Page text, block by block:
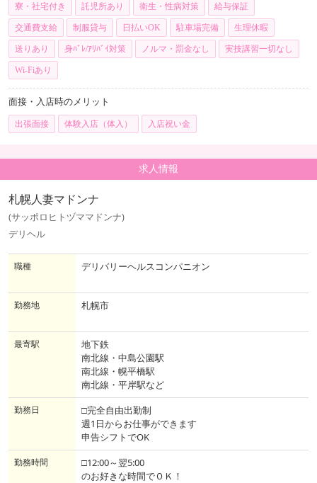
寮・社宅付き 託児所あり 衛生・性病対策 給与保証
交通費支給 制服貸与 日払いOK 駐車場完備 生理休暇
送りあり 身ﾊﾞﾚ/ｱﾘﾊﾞｲ対策 ノルマ・罰金なし 実技講習一切なし
Wi-Fiあり
面接・入店時のメリット
出張面接 体験入店（体入） 入店祝い金
求人情報
札幌人妻マドンナ
(サッポロヒトヅママドンナ)
デリヘル
職種 デリバリーヘルスコンパニオン
勤務地 札幌市
最寄駅
地下鉄
南北線・中島公園駅
南北線・幌平橋駅
南北線・平岸駅など
勤務日
□完全自由出勤制
週1日からお仕事ができます
申告シフトでOK
勤務時間
□12:00～翌5:00
のお好きな時間でＯＫ！